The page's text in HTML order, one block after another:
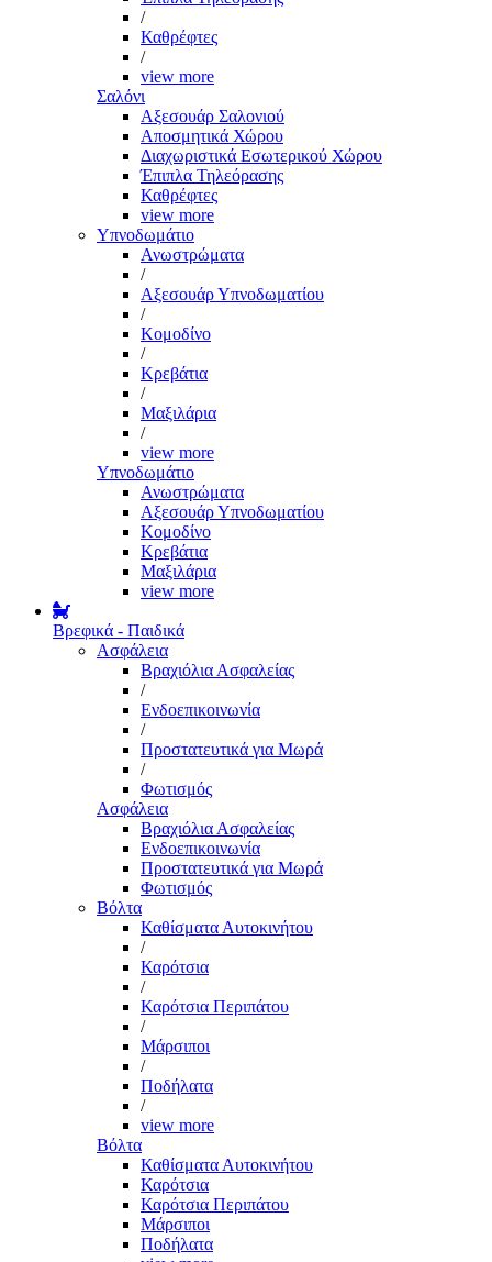
/
Καθρέφτες
/
view more
Σαλόνι
Αξεσουάρ Σαλονιού
Αποσμητικά Χώρου
Διαχωριστικά Εσωτερικού Χώρου
Έπιπλα Τηλεόρασης
Καθρέφτες
view more
Υπνοδωμάτιο
Ανωστρώματα
/
Αξεσουάρ Υπνοδωματίου
/
Κομοδίνο
/
Κρεβάτια
/
Μαξιλάρια
/
view more
Υπνοδωμάτιο
Ανωστρώματα
Αξεσουάρ Υπνοδωματίου
Κομοδίνο
Κρεβάτια
Μαξιλάρια
view more
Βρεφικά - Παιδικά
Ασφάλεια
Βραχιόλια Ασφαλείας
/
Ενδοεπικοινωνία
/
Προστατευτικά για Μωρά
/
Φωτισμός
Ασφάλεια
Βραχιόλια Ασφαλείας
Ενδοεπικοινωνία
Προστατευτικά για Μωρά
Φωτισμός
Βόλτα
Καθίσματα Αυτοκινήτου
/
Καρότσια
/
Καρότσια Περιπάτου
/
Μάρσιποι
/
Ποδήλατα
/
view more
Βόλτα
Καθίσματα Αυτοκινήτου
Καρότσια
Καρότσια Περιπάτου
Μάρσιποι
Ποδήλατα